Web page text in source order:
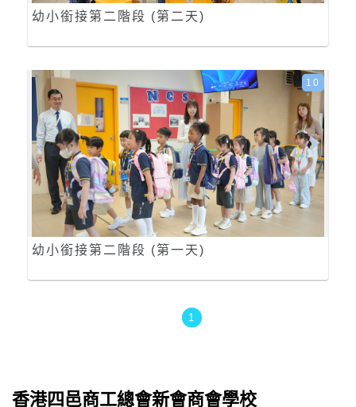
幼小銜接第二階段 (第二天)
幼小銜接第二階段 (第一天)
10
1
香港四邑商工總會新會商會學校